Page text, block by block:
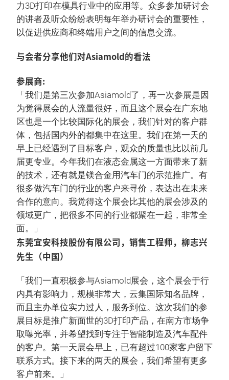
力3D打印在模具行业中的应用等。众多参加研讨会
的讲者及听众纷纷表明每年举办研讨会的重要性，
以促进供应商和终端用户之间的信息交流。
与会者分享他们对Asiamold的看法
参展商:
「我们是第三次参加Asiamold了，再一次参展是因
为觉得展会的人流量很好，而且这个展会在广东地
区也是一个比较国际化的展会，我们针对的客户群
体，包括国内外的都集中在这里。我们在第一天的
早上已经遇到了目标客户，观众的质量也比以前几
届更专业。今年我们在液态金属这一方面带来了新
的技术，还有就是镁合金用汽车门的示范推广。有
很多做汽车门的行业的客户来寻价，表达出在未来
合作的意向。我觉得这个展会比其他的展会涉及的
领域更广，把很多不同的行业都聚在一起，非常全
面。」
东莞宜安科技股份有限公司，销售工程师，柳志兴
先生（中国）
「我们一直积极参与Asiamold展会，这个展会于行
内具有影响力，规模非常大，云集国际知名品牌，
而且主办单位实力过人，服务到位。这次我们的参
展目标是推广新面世的3D打印产品，在南方市场争
取曝光率，并希望找到专注于智能制造及汽车配件
的客户。第一天展会早上，已有超过100家客户留下
联系方式。接下来的两天的展会，我们希望有更多
客户前来。」